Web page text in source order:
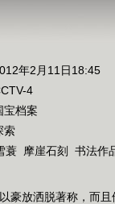
年2月11日18:45
4
宝档案
索
蓑 摩崖石刻 书法作
豪放洒脱著称，而